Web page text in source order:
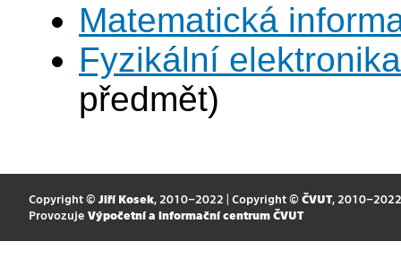
Matematická
Fyzikální
předmět)
Copyright © Jiří Kosek, 2010–2022 | Copyright © ČVUT, 2010–2022
Provozuje Výpočetní a informační centrum ČVUT